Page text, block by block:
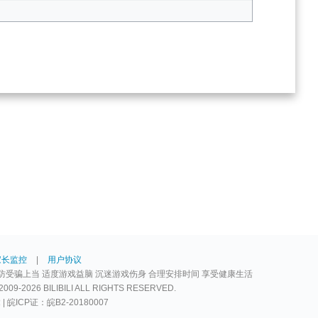
监控
用户协议
受骗上当 适度游戏益脑 沉迷游戏伤身 合理安排时间 享受健康生活
2026 BILIBILI ALL RIGHTS RESERVED.
皖ICP证：皖B2-20180007